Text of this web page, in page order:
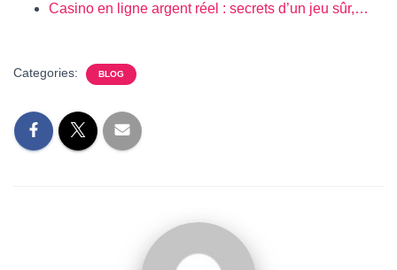
Casino en ligne argent réel : secrets d’un jeu sûr,…
Categories: BLOG